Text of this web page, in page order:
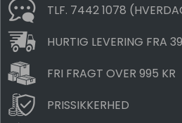
TLF. 7442 1078
HURTIG LEVERING FRA
FRI FRAGT OVER 995 KR
PRISSIKKERHED